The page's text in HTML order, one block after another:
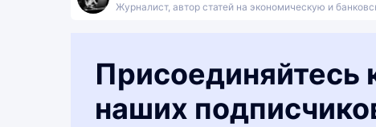
Журналист, автор статей на экономическую и
Присоединяйтесь
наших